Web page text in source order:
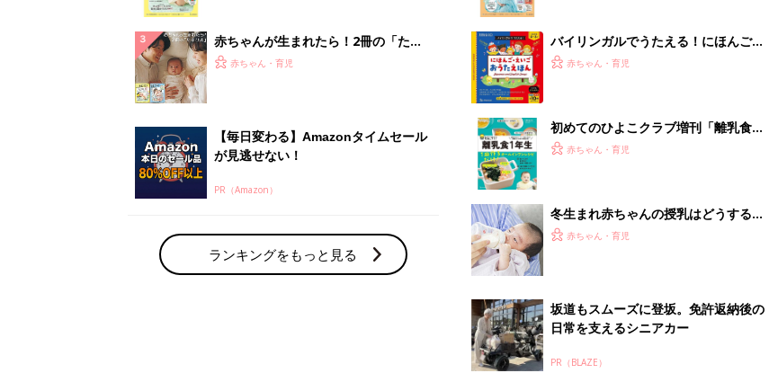
PR（BLAZE）
赤ちゃん・育児の人気テーマ
育児日記・マンガ
離乳食はいつから？進め方は？「たまひよ きほんの離
授乳の悩みや初めての離乳食作りに役立つ
子育てとお金